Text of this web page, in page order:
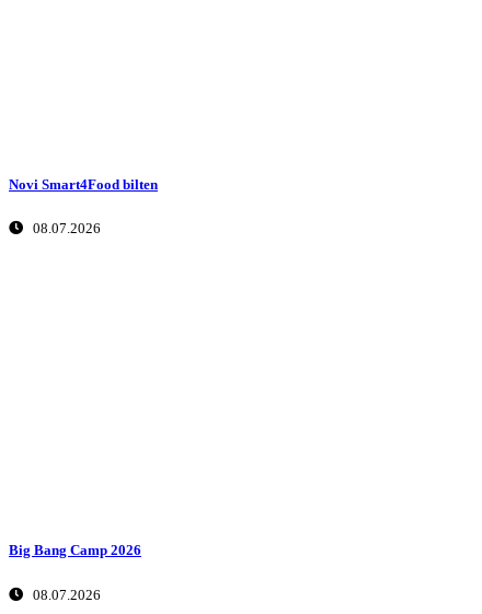
Novi Smart4Food bilten
08.07.2026
Big Bang Camp 2026
08.07.2026